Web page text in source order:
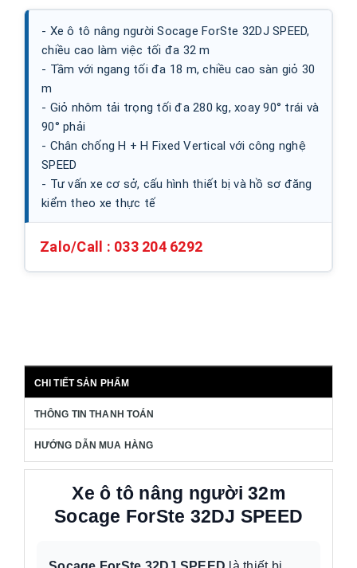
- Xe ô tô nâng người Socage ForSte 32DJ SPEED,
chiều cao làm việc tối đa 32 m
- Tầm với ngang tối đa 18 m, chiều cao sàn giỏ 30
m
- Giỏ nhôm tải trọng tối đa 280 kg, xoay 90° trái và
90° phải
- Chân chống H + H Fixed Vertical với công nghệ
SPEED
- Tư vấn xe cơ sở, cấu hình thiết bị và hồ sơ đăng
kiểm theo xe thực tế
Zalo/Call : 033 204 6292
CHI TIẾT SẢN PHẨM
THÔNG TIN THANH TOÁN
HƯỚNG DẪN MUA HÀNG
Xe ô tô nâng người 32m
Socage ForSte 32DJ SPEED